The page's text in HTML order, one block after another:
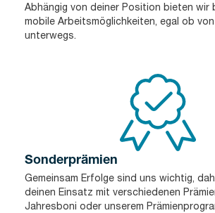
Abhängig von deiner Position bieten wir
mobile Arbeitsmöglichkeiten, egal ob
unterwegs.
Sonderprämien
Gemeinsam Erfolge sind uns wichtig,
deinen Einsatz mit verschiedenen
Jahresboni oder unserem